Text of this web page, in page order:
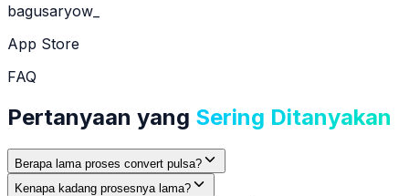
bagusaryow_
App Store
FAQ
Pertanyaan yang Sering Ditanyakan
Berapa lama proses convert pulsa?
Kenapa kadang prosesnya lama?